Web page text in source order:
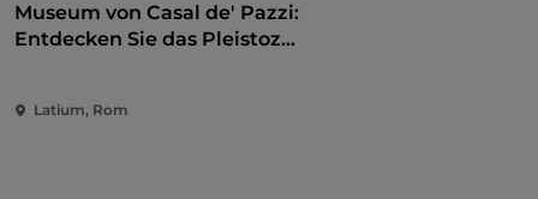
Museum von Casal de' Pazzi:
Entdecken Sie das Pleistozän
Latium, Rom